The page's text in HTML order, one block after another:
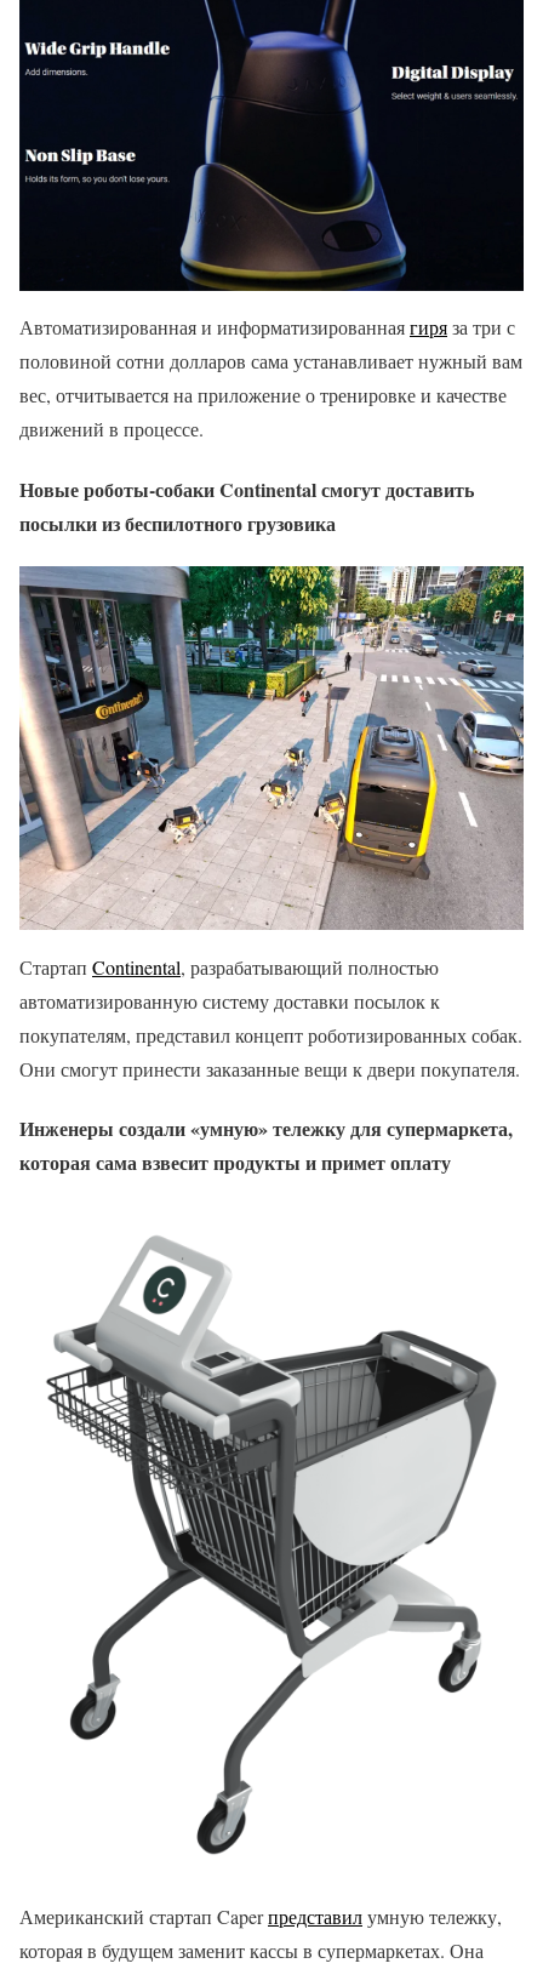
Автоматизированная и информатизированнаягиряза три с
половиной сотни долларов сама устанавливает нужный вам
вес, отчитывается на приложение о тренировке и качестве
движений в процессе.
Новые роботы-собаки Continental смогут доставить
посылки из беспилотного грузовика
Стартап Continental, разрабатывающий полностью
автоматизированную систему доставки посылок к
покупателям, представил концепт роботизированных собак.
Они смогут принести заказанные вещи к двери покупателя.
Инженеры создали «умную» тележку для супермаркета,
которая сама взвесит продукты и примет оплату
Американский стартап Caperпредставилумную тележку,
которая в будущем заменит кассы в супермаркетах. Она